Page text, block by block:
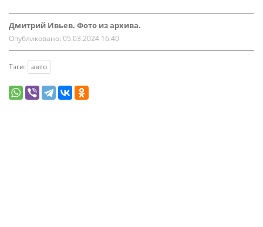
Дмитрий Ивьев. Фото из архива.
Опубликовано: 05.03.2024 16:40
Тэги: авто